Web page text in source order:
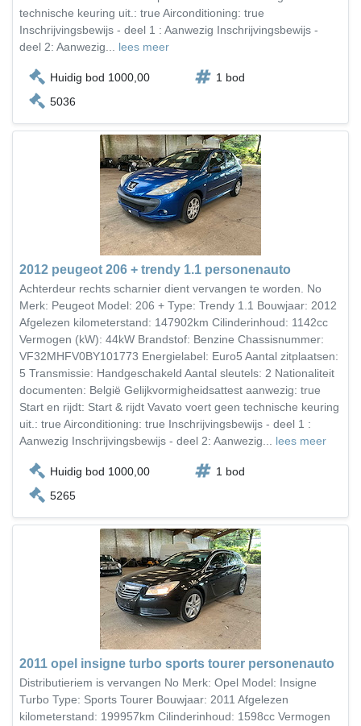
technische keuring uit.: true Airconditioning: true
Inschrijvingsbewijs - deel 1 : Aanwezig Inschrijvingsbewijs -
deel 2: Aanwezig... lees meer
Huidig bod 1000,00
1 bod
5036
2012 peugeot 206 + trendy 1.1 personenauto
Achterdeur rechts scharnier dient vervangen te worden. No
Merk: Peugeot Model: 206 + Type: Trendy 1.1 Bouwjaar: 2012
Afgelezen kilometerstand: 147902km Cilinderinhoud: 1142cc
Vermogen (kW): 44kW Brandstof: Benzine Chassisnummer:
VF32MHFV0BY101773 Energielabel: Euro5 Aantal zitplaatsen:
5 Transmissie: Handgeschakeld Aantal sleutels: 2 Nationaliteit
documenten: België Gelijkvormigheidsattest aanwezig: true
Start en rijdt: Start & rijdt Vavato voert geen technische keuring
uit.: true Airconditioning: true Inschrijvingsbewijs - deel 1 :
Aanwezig Inschrijvingsbewijs - deel 2: Aanwezig... lees meer
Huidig bod 1000,00
1 bod
5265
2011 opel insigne turbo sports tourer personenauto
Distributieriem is vervangen No Merk: Opel Model: Insigne
Turbo Type: Sports Tourer Bouwjaar: 2011 Afgelezen
kilometerstand: 199957km Cilinderinhoud: 1598cc Vermogen